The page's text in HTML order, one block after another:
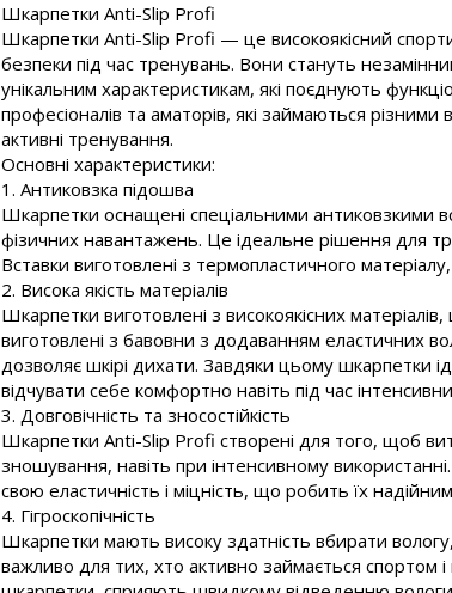
Шкарпетки Anti-Slip Profi
Шкарпетки Anti-Slip Profi — це високоякісний
безпеки під час тренувань. Вони стануть
унікальним характеристикам, які поєднують
професіоналів та аматорів, які займаються
активні тренування.
Основні характеристики:
1. Антиковзка підошва
Шкарпетки оснащені спеціальними антиковзкими
фізичних навантажень. Це ідеальне рішення для
Вставки виготовлені з термопластичного
2. Висока якість матеріалів
Шкарпетки виготовлені з високоякісних
виготовлені з бавовни з додаванням еластичних
дозволяє шкірі дихати. Завдяки цьому шкарпетки
відчувати себе комфортно навіть під час
3. Довговічність та зносостійкість
Шкарпетки Anti-Slip Profi створені для того, щоб
зношування, навіть при інтенсивному
свою еластичність і міцність, що робить їх
4. Гігроскопічність
Шкарпетки мають високу здатність вбирати
важливо для тих, хто активно займається спортом і